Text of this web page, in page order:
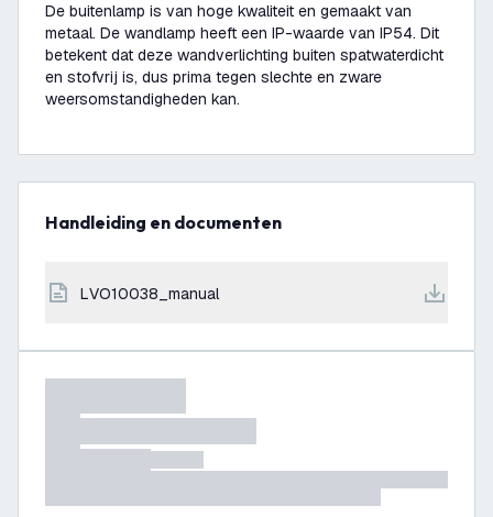
De buitenlamp is van hoge kwaliteit en gemaakt van
metaal. De wandlamp heeft een IP-waarde van IP54. Dit
betekent dat deze wandverlichting buiten spatwaterdicht
en stofvrij is, dus prima tegen slechte en zware
weersomstandigheden kan.
Handleiding en documenten
LVO10038_manual